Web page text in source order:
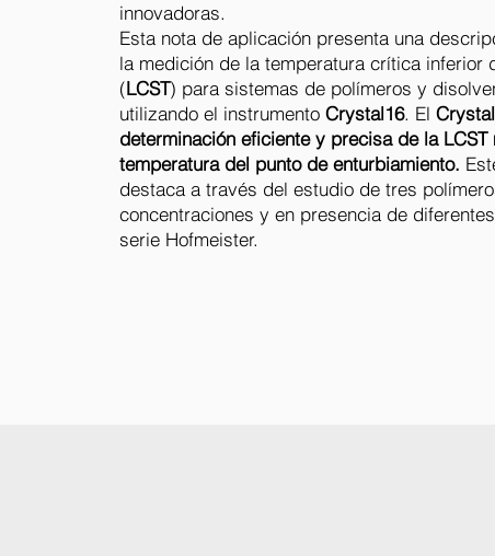
innovadoras.
Esta nota de aplicación presenta una
la medición de la temperatura crítica inferior
(LCST) para sistemas de polímeros y
utilizando el instrumento Crystal16. El
determinación eficiente y precisa de la LCST
temperatura del punto de enturbiamiento.
destaca a través del estudio de tres
concentraciones y en presencia de
serie Hofmeister.